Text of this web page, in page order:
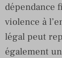
dépendance
violence à
légal peut
également